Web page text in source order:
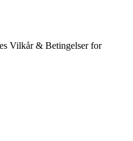
Vilkår & Betingelser for